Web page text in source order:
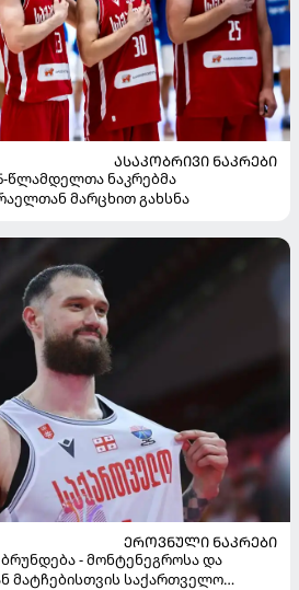
ᲐᲡᲐᲙᲝᲑᲠᲘᲕᲘ ᲜᲐᲙᲠᲔᲑᲘ
წლამდელთა ნაკრებმა
მარცხით გახსნა
ᲔᲠᲝᲕᲜᲣᲚᲘ ᲜᲐᲙᲠᲔᲑᲘ
- მონტენეგროსა და
მატჩებისთვის საქართველო